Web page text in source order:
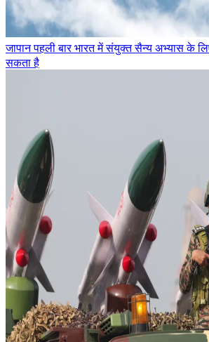
जापान पहली बार भारत में संयुक्त सैन्य अभ्यास के
सकता है